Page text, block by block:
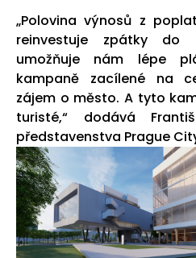
„Polovina výnosů z
reinvestuje zpátky do
umožňuje nám lépe
kampaně zacílené na
zájem o město. A tyto
turisté,“ dodává
představenstva Prague